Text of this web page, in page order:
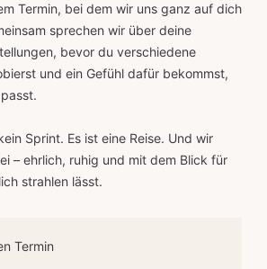
Termin, bei dem wir uns ganz auf dich
sprechen wir über deine
bevor du verschiedene
und ein Gefühl dafür bekommst,
Sprint. Es ist eine Reise. Und wir
– ehrlich, ruhig und mit dem Blick für
strahlen lässt.
Termin